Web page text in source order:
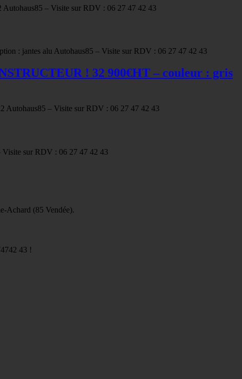
– Visite sur RDV : 06 27 47 42 43
: jantes alu Autohaus85 – Visite sur RDV : 06 27 47 42 43
! 32 900€HT – couleur : gris
Autohaus85 – Visite sur RDV : 06 27 47 42 43
Visite sur RDV : 06 27 47 42 43
Achard (85 Vendée).
43 !